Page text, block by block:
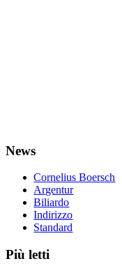
News
Cornelius Boersch
Argentur
Biliardo
Indirizzo
Standard
Più letti